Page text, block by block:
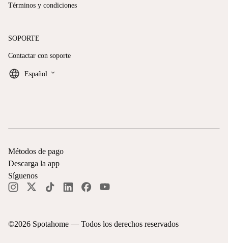
Términos y condiciones
SOPORTE
Contactar con soporte
Español keyboard_arrow_down
©2026 Spotahome — Todos los derechos reservados
Métodos de pago
Descarga la app
Síguenos